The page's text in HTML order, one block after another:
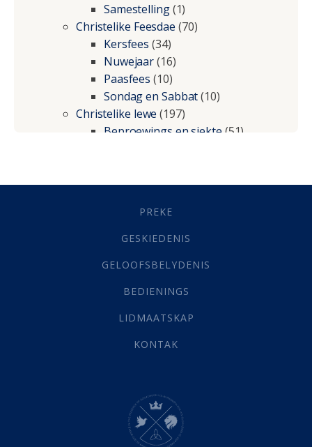
Samestelling(1)
Christelike Feesdae (70)
Kersfees (34)
Nuwejaar(16)
Paasfees (10)
Sondag en Sabbat(10)
Christelike lewe (197)
Beproewings en siekte(51)
Geestelike Groei(10)
(21)
Grys Areas(4)
Lewensdoel(3)
Selfondersoek(1)
Werk(22)
(142)
Hemel (31)
Israel (14)
PREKE
GESKIEDENIS
GELOOFSBELYDENIS
BEDIENINGS
LIDMAATSKAP
KONTAK